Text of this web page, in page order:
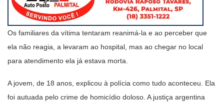
Os familiares da vítima tentaram reanimá-la e ao perceber que
ela não reagia, a levaram ao hospital, mas ao chegar no local
para atendimento ela já estava morta.
A jovem, de 18 anos, explicou à polícia como tudo aconteceu. Ela
foi autuada pelo crime de homicídio doloso. A justiça argentina